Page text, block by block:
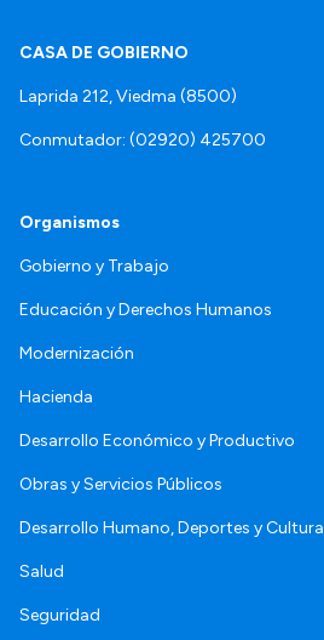
CASA DE GOBIERNO
Laprida 212, Viedma (8500)
Conmutador: (02920) 425700
Organismos
Gobierno y Trabajo
Educación y Derechos Humanos
Modernización
Hacienda
Desarrollo Económico y Productivo
Obras y Servicios Públicos
Desarrollo Humano, Deportes y Cultura
Salud
Seguridad